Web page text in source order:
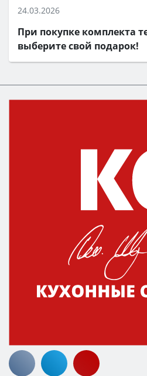
24.03.2026
При покупке комплекта
выберите свой подарок!